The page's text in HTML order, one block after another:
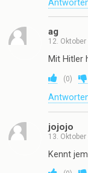
ag
12. Oktober
Mit Hitler
(0)
jojojo
13. Oktober
Kennt